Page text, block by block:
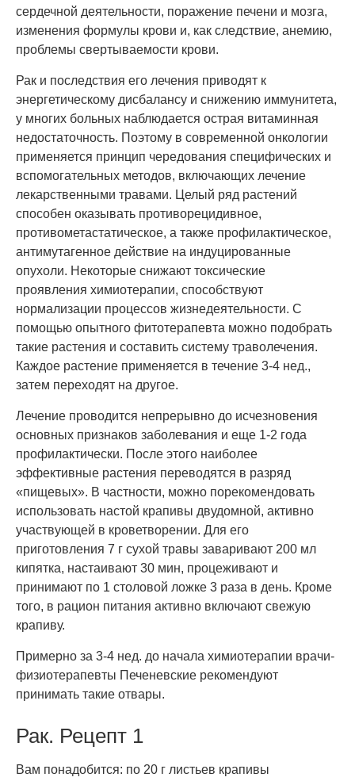
сердечной деятельности, поражение печени и мозга,
изменения формулы крови и, как следствие, анемию,
проблемы свертываемости крови.
Рак и последствия его лечения приводят к
энергетическому дисбалансу и снижению иммунитета,
у многих больных наблюдается острая витаминная
недостаточность. Поэтому в современной онкологии
применяется принцип чередования специфических и
вспомогательных методов, включающих лечение
лекарственными травами. Целый ряд растений
способен оказывать противорецидивное,
противометастатическое, а также профилактическое,
антимутагенное действие на индуцированные
опухоли. Некоторые снижают токсические
проявления химиотерапии, способствуют
нормализации процессов жизнедеятельности. С
помощью опытного фитотерапевта можно подобрать
такие растения и составить систему траволечения.
Каждое растение применяется в течение 3-4 нед.,
затем переходят на другое.
Лечение проводится непрерывно до исчезновения
основных признаков заболевания и еще 1-2 года
профилактически. После этого наиболее
эффективные растения переводятся в разряд
«пищевых». В частности, можно порекомендовать
использовать настой крапивы двудомной, активно
участвующей в кроветворении. Для его
приготовления 7 г сухой травы заваривают 200 мл
кипятка, настаивают 30 мин, процеживают и
принимают по 1 столовой ложке 3 раза в день. Кроме
того, в рацион питания активно включают свежую
крапиву.
Примерно за 3-4 нед. до начала химиотерапии врачи-
физиотерапевты Печеневские рекомендуют
принимать такие отвары.
Рак. Рецепт 1
Вам понадобится: по 20 г листьев крапивы